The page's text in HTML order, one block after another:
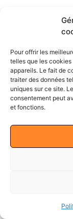
Pour offrir les
telles que les
appareils. Le fait de
traiter des données
uniques sur ce site.
consentement peut
et fonctions.